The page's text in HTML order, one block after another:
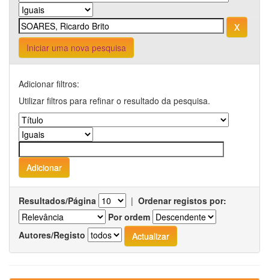
Iniciar uma nova pesquisa
Adicionar filtros:
Utilizar filtros para refinar o resultado da pesquisa.
Resultados/Página | Ordenar registos por:
Por ordem
Autores/Registo